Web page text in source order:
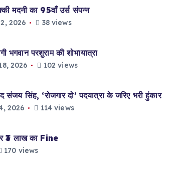
मदनी का 95वाँ उर्स संपन्न
2026 38 views
परशुराम की शोभायात्रा
2026 102 views
सिंह, ‘रोजगार दो’ पदयात्रा के जरिए भरी हुंकार
2026 114 views
₹3 लाख का Fine
170 views